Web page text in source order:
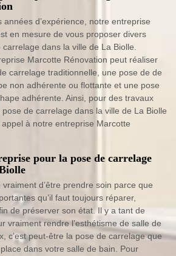
années d’expérience, notre entreprise
en mesure de vous proposer divers
dans la ville de La Biolle.
Marcotte Rénovation peut réaliser
carrelage traditionnelle, une pose de de
non adhérente ou flottante et une pose
adhérente. Ainsi, pour des travaux
de carrelage dans la ville de La Biolle
à notre entreprise Marcotte
pour la pose de carrelage
d’être prendre soin parce que
qu’il faut toujours réparer,
de préserver son état. Il y a tant de
vraiment rendre l’esthétisme de salle de
c’est peut-être la pose de carrelage que
dans votre salle de bain. Pour